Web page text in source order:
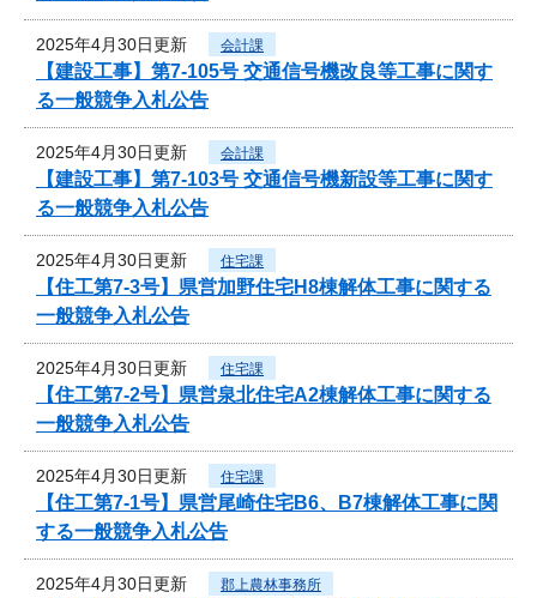
2025年4月30日更新 会計課
【建設工事】第7-105号 交通信号機改良等工事に関す
る一般競争入札公告
2025年4月30日更新 会計課
【建設工事】第7-103号 交通信号機新設等工事に関す
る一般競争入札公告
2025年4月30日更新 住宅課
【住工第7-3号】県営加野住宅H8棟解体工事に関する
一般競争入札公告
2025年4月30日更新 住宅課
【住工第7-2号】県営泉北住宅A2棟解体工事に関する
一般競争入札公告
2025年4月30日更新 住宅課
【住工第7-1号】県営尾崎住宅B6、B7棟解体工事に関
する一般競争入札公告
2025年4月30日更新 郡上農林事務所